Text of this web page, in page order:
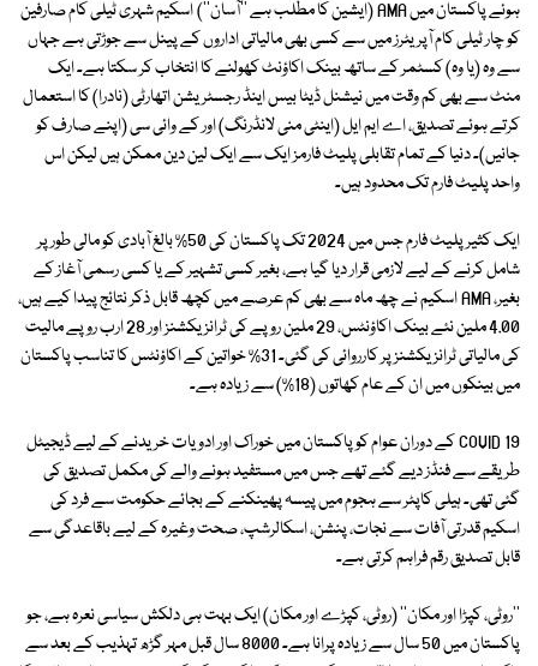
ہوئے پاکستان میں AMA (ایشین کا مطلب ہے ''آسان'') اسکیم شہری ٹیلی کام صارفین
کو چار ٹیلی کام آپریٹرز میں سے کسی بھی مالیاتی اداروں کے پینل سے جوڑتی ہے جہاں
سے وہ (یا وہ) کسٹمر کے ساتھ بینک اکاؤنٹ کھولنے کا انتخاب کر سکتا ہے۔ ایک
منٹ سے بھی کم وقت میں نیشنل ڈیٹا بیس اینڈ رجسٹریشن اتھارٹی (نادرا) کا استعمال
کرتے ہوئے تصدیق، اے ایم ایل (اینٹی منی لانڈرنگ) اور کے وائی سی (اپنے صارف کو
جانیں)۔ دنیا کے تمام تقابلی پلیٹ فارمز ایک سے ایک لین دین ممکن ہیں لیکن اس
واحد پلیٹ فارم تک محدود ہیں۔
ایک کثیر پلیٹ فارم جس میں 2024 تک پاکستان کی 50% بالغ آبادی کو مالی طور پر
شامل کرنے کے لیے لازمی قرار دیا گیا ہے، بغیر کسی تشہیر کے یا کسی رسمی آغاز کے
بغیر، AMA اسکیم نے چھ ماہ سے بھی کم عرصے میں کچھ قابل ذکر نتائج پیدا کیے ہیں،
4.00 ملین نئے بینک اکاؤنٹس، 29 ملین روپے کی ٹرانزیکشنز اور 28 ارب روپے مالیت
کی مالیاتی ٹرانزیکشنز پر کارروائی کی گئی۔ 31% خواتین کے اکاؤنٹس کا تناسب پاکستان
میں بینکوں میں ان کے عام کھاتوں (18%) سے زیادہ ہے۔
COVID 19 کے دوران عوام کو پاکستان میں خوراک اور ادویات خریدنے کے لیے ڈیجیٹل
طریقے سے فنڈز دیے گئے تھے جس میں مستفید ہونے والے کی مکمل تصدیق کی
گئی تھی۔ ہیلی کاپٹر سے ہجوم میں پیسہ پھینکنے کے بجائے حکومت سے فرد کی
اسکیم قدرتی آفات سے نجات، پنشن، اسکالرشپ، صحت وغیرہ کے لیے باقاعدگی سے
قابل تصدیق رقم فراہم کرتی ہے۔
''روٹی، کپڑا اور مکان'' (روٹی، کپڑے اور مکان) ایک بہت ہی دلکش سیاسی نعرہ ہے، جو
پاکستان میں 50 سال سے زیادہ پرانا ہے۔ 8000 سال قبل مہر گڑھ تہذیب کے بعد سے